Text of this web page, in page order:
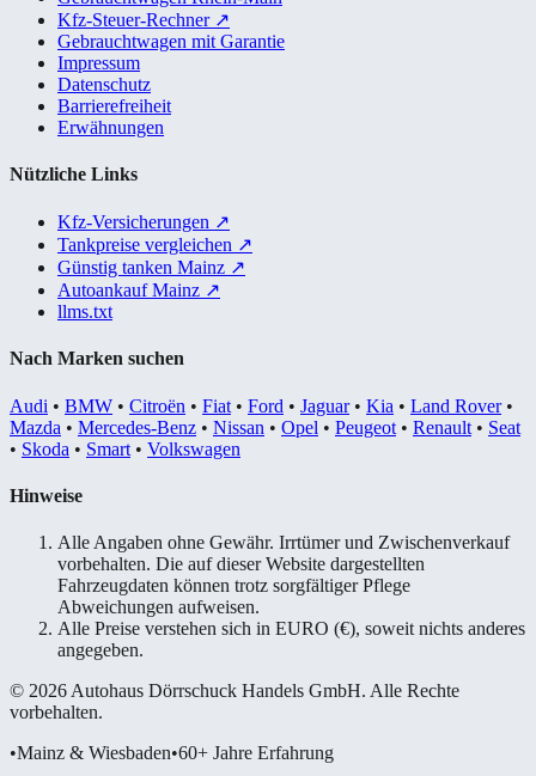
Kfz-Steuer-Rechner ↗
Gebrauchtwagen mit Garantie
Impressum
Datenschutz
Barrierefreiheit
Erwähnungen
Nützliche Links
Kfz-Versicherungen ↗
Tankpreise vergleichen ↗
Günstig tanken Mainz ↗
Autoankauf Mainz ↗
llms.txt
Nach Marken suchen
Audi • BMW • Citroën • Fiat • Ford • Jaguar• Kia • Land Rover•
Mazda • Mercedes-Benz • Nissan • Opel • Peugeot • Renault • Seat
• Skoda • Smart • Volkswagen
Hinweise
Alle Angaben ohne Gewähr. Irrtümer und Zwischenverkauf
vorbehalten. Die auf dieser Website dargestellten
Fahrzeugdaten können trotz sorgfältiger Pflege
Abweichungen aufweisen.
Alle Preise verstehen sich in EURO (€), soweit nichts anderes
angegeben.
© 2026 Autohaus Dörrschuck Handels GmbH. Alle Rechte
vorbehalten.
•Mainz & Wiesbaden•60+ Jahre Erfahrung